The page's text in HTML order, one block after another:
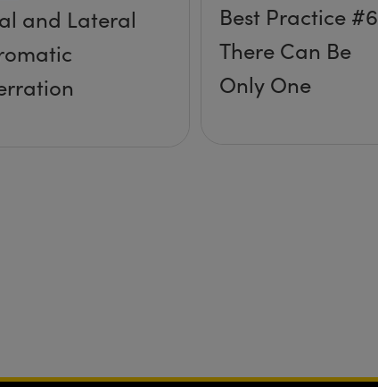
and Lateral
Best Practice #6
There Can Be
Only One